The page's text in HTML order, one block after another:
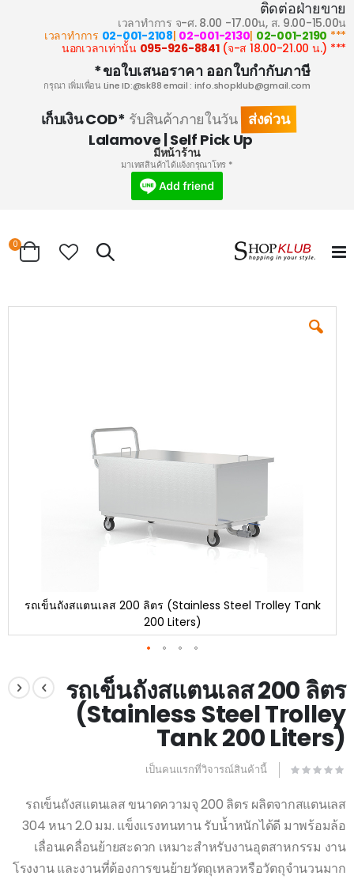
ติดต่อฝ่ายขาย
เวลาทำการ จ-ศ. 8.00 -17.00น, ส. 9.00-15.00น
*** เวลาทำการ
02-001-2108| 02-001-2130| 02-001-2190
*** นอกเวลาเท่านั้น
095-926-8841(จ-ส 18.00-21.00 น.)
ขอใบเสนอราคา ออกใบกำกับภาษี*
กรุณา เพิ่มเพื่อน Line ID:@sk88 email : info.shopklub@gmail.com
ส่งด่วน
เก็บเงิน COD* รับสินค้าภายในวัน
Lalamove | Self Pick Up
มีหน้าร้าน
* มาเทสสินค้าได้แจ้งกรุณาโทร
Search
Cart
0
Skip
รถเข็นถังสแตนเลส 200 ลิตร (Stainless Steel Trolley Tank
200 Liters)
to
the
beginning
of
the
images
gallery
รถเข็นถังสแตนเลส 200 ลิตร
(Stainless Steel Trolley
Tank 200 Liters)
เป็นคนแรกที่วิจารณ์สินค้านี้
รถเข็นถังสแตนเลส ขนาดความจุ 200 ลิตร ผลิตจากสแตนเลส
304 หนา 2.0 มม. แข็งแรงทนทาน รับน้ำหนักได้ดี มาพร้อมล้อ
เลื่อนเคลื่อนย้ายสะดวก เหมาะสำหรับงานอุตสาหกรรม งาน
โรงงาน และงานที่ต้องการขนย้ายวัตถุเหลวหรือวัตถุจำนวนมาก